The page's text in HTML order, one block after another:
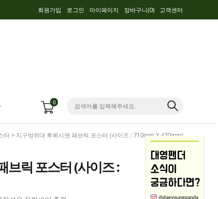
회원가입 로그인 마이페이지 장바구니(0) 고객센터
0
터 > 지구방위대 후뢰시맨 패브릭 포스터 (사이즈 : 710mm X 470mm)
브릭 포스터 (사이즈 :